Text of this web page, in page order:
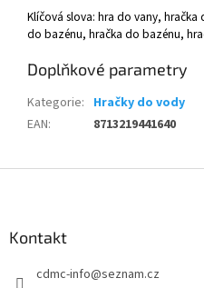
Klíčová slova: hra do vany,
do bazénu, hračka do bazénu,
Doplňkové parametry
Kategorie: Hračky do vody
EAN: 8713219441640
Kontakt
cdmc-info@seznam.cz